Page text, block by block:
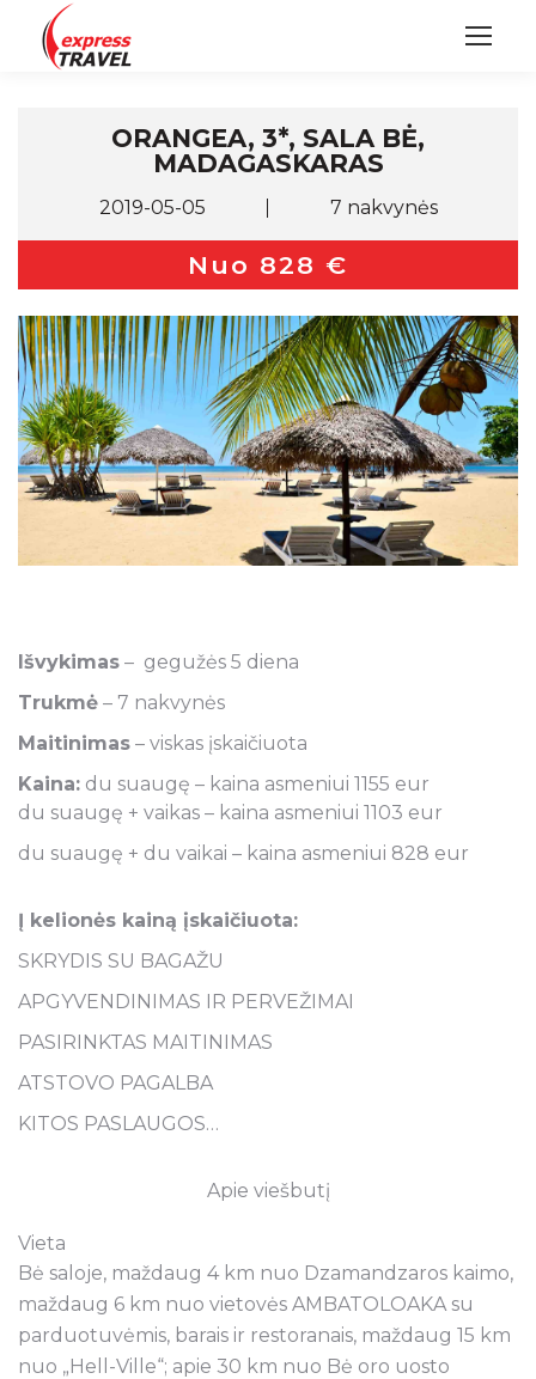
ORANGEA, 3*, SALA BĖ,
MADAGASKARAS
2019-05-05 7 nakvynės
Nuo 828 €
Išvykimas – gegužės 5 diena
Trukmė – 7 nakvynės
Maitinimas – viskas įskaičiuota
Kaina: du suaugę – kaina asmeniui 1155 eur
du suaugę + vaikas – kaina asmeniui 1103 eur
du suaugę + du vaikai – kaina asmeniui 828 eur
Į kelionės kainą įskaičiuota:
SKRYDIS SU BAGAŽU
APGYVENDINIMAS IR PERVEŽIMAI
PASIRINKTAS MAITINIMAS
ATSTOVO PAGALBA
KITOS PASLAUGOS…
Apie viešbutį
Vieta
Bė saloje, maždaug 4 km nuo Dzamandzaros kaimo,
maždaug 6 km nuo vietovės AMBATOLOAKA su
parduotuvėmis, barais ir restoranais, maždaug 15 km
nuo „Hell-Ville“; apie 30 km nuo Bė oro uosto